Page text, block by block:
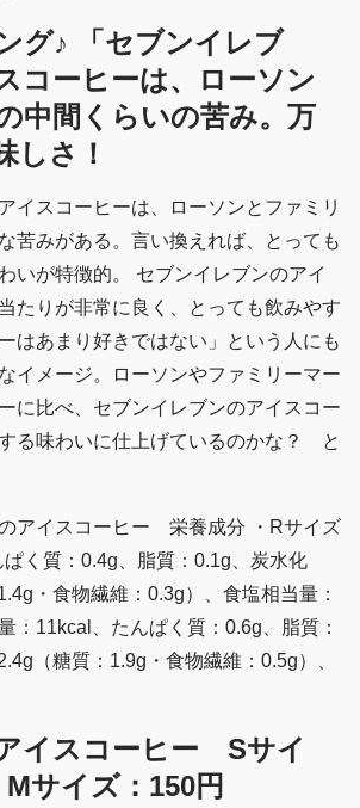
グ♪ 「セブンイレブ
コーヒーは、ローソン
中間くらいの苦み。万
しさ！
イスコーヒーは、ローソンとファミリ
苦みがある。言い換えれば、とっても
いが特徴的。 セブンイレブンのアイ
たりが非常に良く、とっても飲みやす
はあまり好きではない」という人にも
イメージ。ローソンやファミリーマー
に比べ、セブンイレブンのアイスコー
る味わいに仕上げているのかな？ と
アイスコーヒー 栄養成分 ・Rサイズ
く質：0.4g、脂質：0.1g、炭水化
・食物繊維：0.3g）、食塩相当量：
：11kcal、たんぱく質：0.6g、脂質：
（糖質：1.9g・食物繊維：0.5g）、
イスコーヒー Sサイ
サイズ：150円